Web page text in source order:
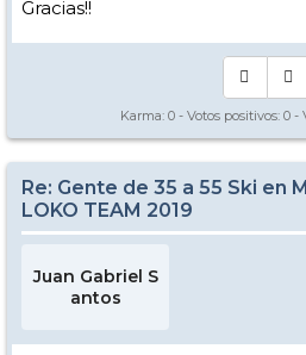
Gracias!!
Karma: 0 - Votos positivos: 0 -
Re: Gente de 35 a 55 Ski en
LOKO TEAM 2019
Juan Gabriel S
antos